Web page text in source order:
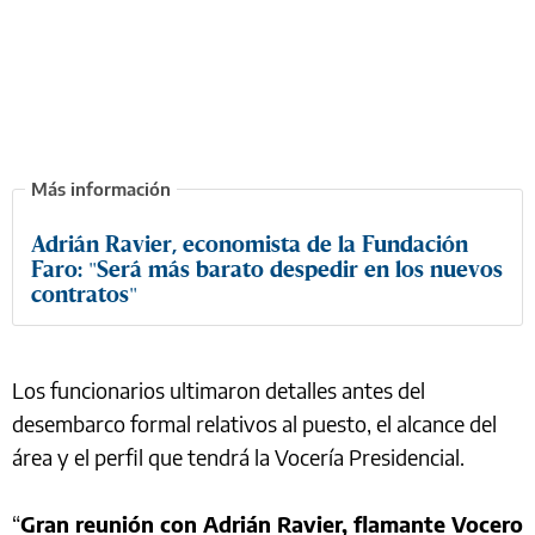
Adrián Ravier, economista de la Fundación
Faro: "Será más barato despedir en los nuevos
contratos"
Los funcionarios ultimaron detalles antes del
desembarco formal relativos al puesto, el alcance del
área y el perfil que tendrá la Vocería Presidencial.
“Gran reunión con Adrián Ravier, flamante Vocero